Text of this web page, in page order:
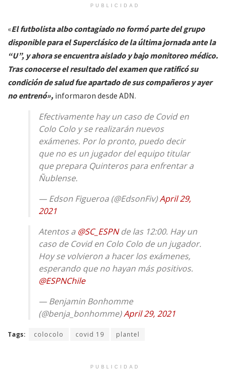
PUBLICIDAD
«El futbolista albo contagiado no formó parte del grupo
disponible para el Superclásico de la última jornada ante la
“U”, y ahora se encuentra aislado y bajo monitoreo médico.
Tras conocerse el resultado del examen que ratificó su
condición de salud fue apartado de sus compañeros y ayer
no entrenó», informaron desde ADN.
Efectivamente hay un caso de Covid en
Colo Colo y se realizarán nuevos
exámenes. Por lo pronto, puedo decir
que no es un jugador del equipo titular
que prepara Quinteros para enfrentar a
Ñublense.
— Edson Figueroa (@EdsonFiv)April 29,
2021
Atentos a @SC_ESPNde las 12:00. Hay un
caso de Covid en Colo Colo de un jugador.
Hoy se volvieron a hacer los exámenes,
esperando que no hayan más positivos.
@ESPNChile
— Benjamin Bonhomme
(@benja_bonhomme)April 29, 2021
Tags: colocolo covid 19 plantel
PUBLICIDAD